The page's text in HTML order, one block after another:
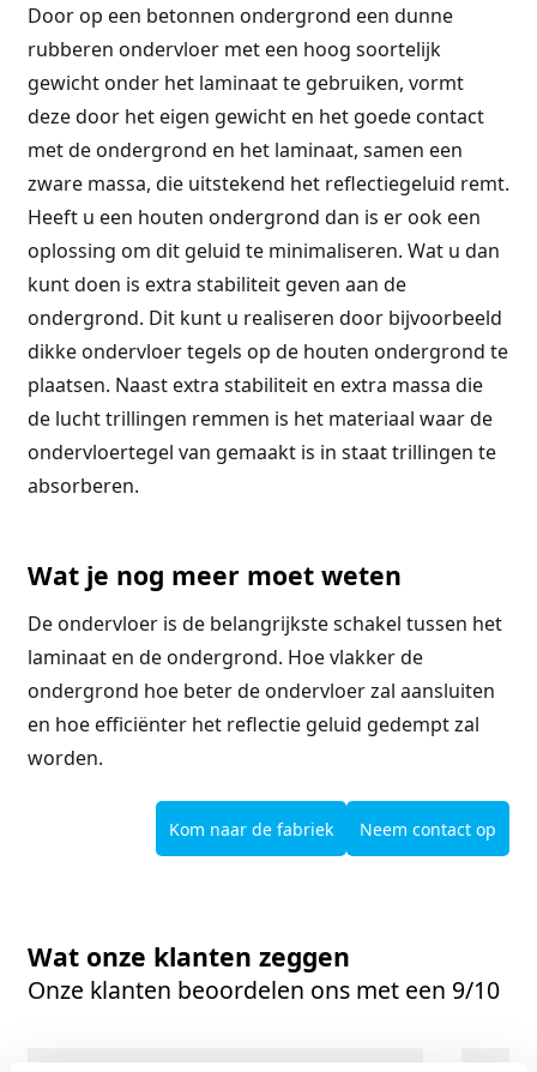
Door op een betonnen ondergrond een dunne
rubberen ondervloer met een hoog soortelijk
gewicht onder het laminaat te gebruiken, vormt
deze door het eigen gewicht en het goede contact
met de ondergrond en het laminaat, samen een
zware massa, die uitstekend het reflectiegeluid remt.
Heeft u een houten ondergrond dan is er ook een
oplossing om dit geluid te minimaliseren. Wat u dan
kunt doen is extra stabiliteit geven aan de
ondergrond. Dit kunt u realiseren door bijvoorbeeld
dikke ondervloer tegels op de houten ondergrond te
plaatsen. Naast extra stabiliteit en extra massa die
de lucht trillingen remmen is het materiaal waar de
ondervloertegel van gemaakt is in staat trillingen te
absorberen.
Wat je nog meer moet weten
De ondervloer is de belangrijkste schakel tussen het
laminaat en de ondergrond. Hoe vlakker de
ondergrond hoe beter de ondervloer zal aansluiten
en hoe efficiënter het reflectie geluid gedempt zal
worden.
Kom naar de fabriek Neem contact op
Wat onze klanten zeggen
Onze klanten beoordelen ons met een 9/10